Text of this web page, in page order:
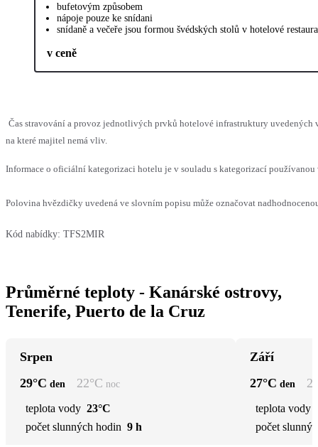
bufetovým způsobem
nápoje pouze ke snídani
snídaně a večeře jsou formou švédských stolů v hotelové
v ceně
Čas stravování a provoz jednotlivých prvků hotelové infrastruktury uvedených
na které majitel nemá vliv.
Informace o oficiální kategorizaci hotelu je v souladu s kategorizací
Polovina hvězdičky uvedená ve slovním popisu může označovat
Kód nabídky: TFS2MIR
Průměrné teploty - Kanárské ostrovy,
Tenerife, Puerto de la Cruz
Srpen
29°C den 22°C noc
teplota vody 23°C
počet slunných hodin 9 h
Září
27°C den
teplota vody
počet